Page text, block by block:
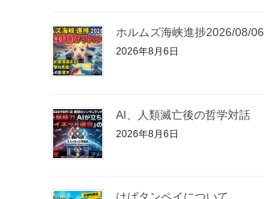
ホルムズ海峡進捗2026/08/06
2026年8月6日
AI、人類滅亡後の哲学対話
2026年8月6日